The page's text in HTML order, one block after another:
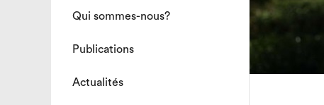
Qui sommes-nous?
Publications
Actualités